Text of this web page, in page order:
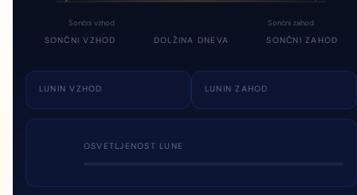
Sončni vzhod Sončni zahod
SONČNI VZHOD DOLŽINA DNEVA SONČNI ZAHOD
LUNIN VZHOD LUNIN ZAHOD
OSVETLJENOST LUNE